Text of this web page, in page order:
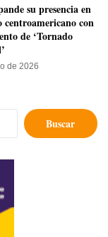
su presencia en
centroamericano con
de ‘Tornado
de 2026
Buscar: